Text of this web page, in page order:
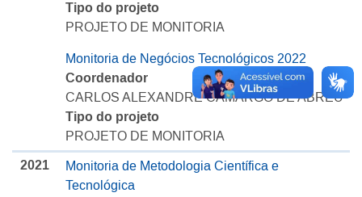
Tipo do projeto
PROJETO DE MONITORIA
Monitoria de Negócios Tecnológicos 2022
Coordenador
CARLOS ALEXANDRE CAMARGO DE ABREU
Tipo do projeto
PROJETO DE MONITORIA
2021
Monitoria de Metodologia Científica e
Tecnológica